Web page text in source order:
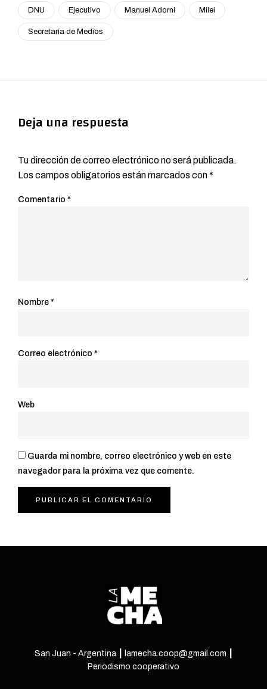
DNU Ejecutivo Manuel Adorni Milei
Secretaría de Medios
Deja una respuesta
Tu dirección de correo electrónico no será publicada.
Los campos obligatorios están marcados con*
Comentario *
Nombre *
Correo electrónico *
Web
Guarda mi nombre, correo electrónico y web en este
navegador para la próxima vez que comente.
San Juan - Argentina ┃ lamecha.coop@gmail.com ┃
Periodismo cooperativo